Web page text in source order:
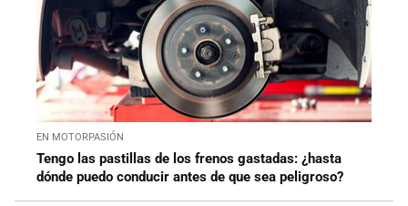
EN MOTORPASIÓN
Tengo las pastillas de los frenos gastadas: ¿hasta
dónde puedo conducir antes de que sea peligroso?